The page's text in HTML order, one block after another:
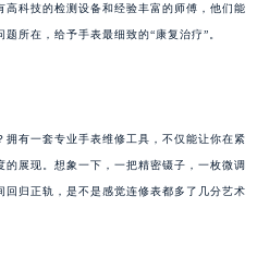
科技的检测设备和经验丰富的师傅，他们能
所在，给予手表最细致的“康复治疗”。
有一套专业手表维修工具，不仅能让你在紧
展现。想象一下，一把精密镊子，一枚微调
归正轨，是不是感觉连修表都多了几分艺术